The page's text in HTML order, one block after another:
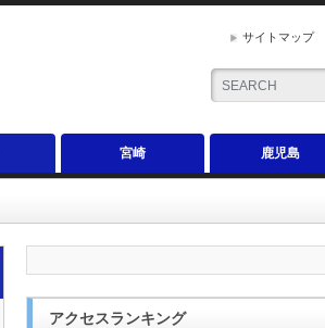
サイトマップ
宮崎 鹿児島
アクセスランキング